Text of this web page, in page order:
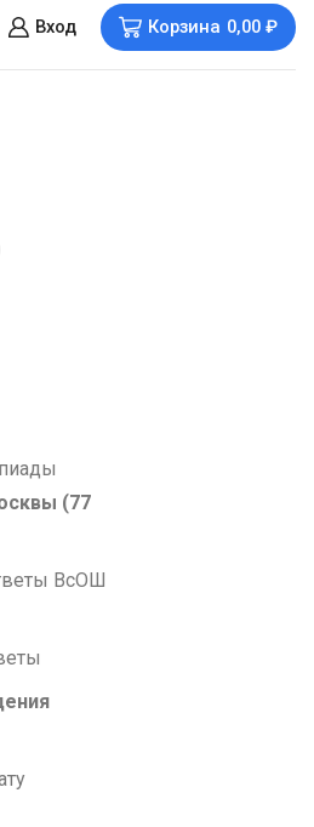
Вход Корзина 0,00 ₽
(77
ВсОШ